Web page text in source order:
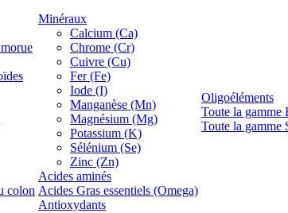
colon
Minéraux
Calcium (Ca)
Chrome (Cr)
Cuivre (Cu)
Fer (Fe)
Iode (I)
Manganèse (Mn)
Magnésium (Mg)
Potassium (K)
Sélénium (Se)
Zinc (Zn)
Acides aminés
Acides Gras essentiels (Omega)
Antioxydants
Oligoéléments
Toute la gamme
Toute la gamme